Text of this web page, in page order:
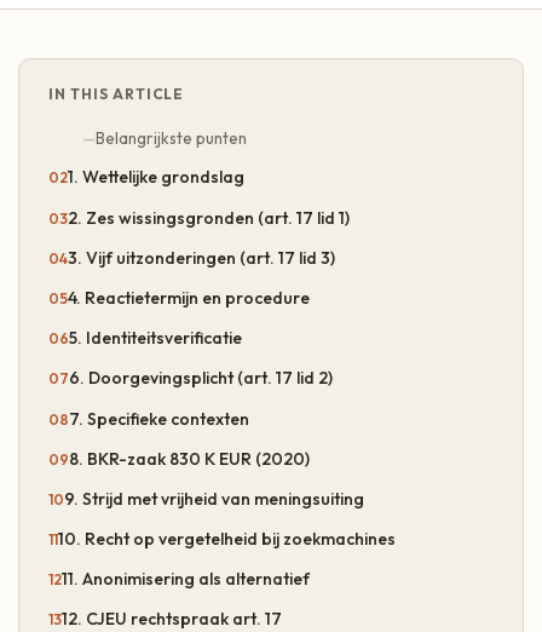
IN THIS ARTICLE
Belangrijkste punten
1. Wettelijke grondslag
2. Zes wissingsgronden (art. 17 lid 1)
3. Vijf uitzonderingen (art. 17 lid 3)
4. Reactietermijn en procedure
5. Identiteitsverificatie
6. Doorgevingsplicht (art. 17 lid 2)
7. Specifieke contexten
8. BKR-zaak 830 K EUR (2020)
9. Strijd met vrijheid van meningsuiting
10. Recht op vergetelheid bij zoekmachines
11. Anonimisering als alternatief
12. CJEU rechtspraak art. 17